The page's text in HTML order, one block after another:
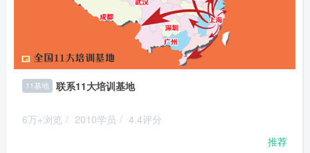
11基地 联系11大培训基地
6万+浏览 / 2010学员 / 4.4评分
推荐